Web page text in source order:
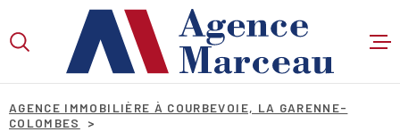
recherche
au
principal
au
AGENCE IMMOBILIÈRE À COURBEVOIE, LA GARENNE-
COLOMBES
VOTRE
RECHERCHE